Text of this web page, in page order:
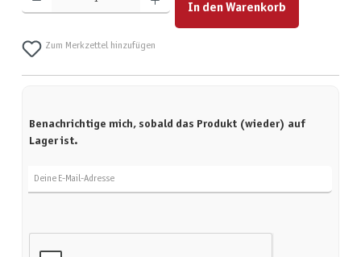
In den Warenkorb
Zum Merkzettel hinzufügen
Benachrichtige mich, sobald das Produkt (wieder) auf
Lager ist.